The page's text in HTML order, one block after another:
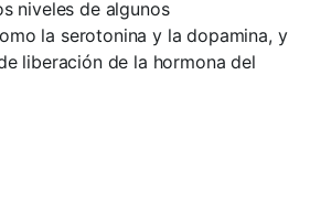
niveles de algunos
la serotonina y la dopamina, y
liberación de la hormona del